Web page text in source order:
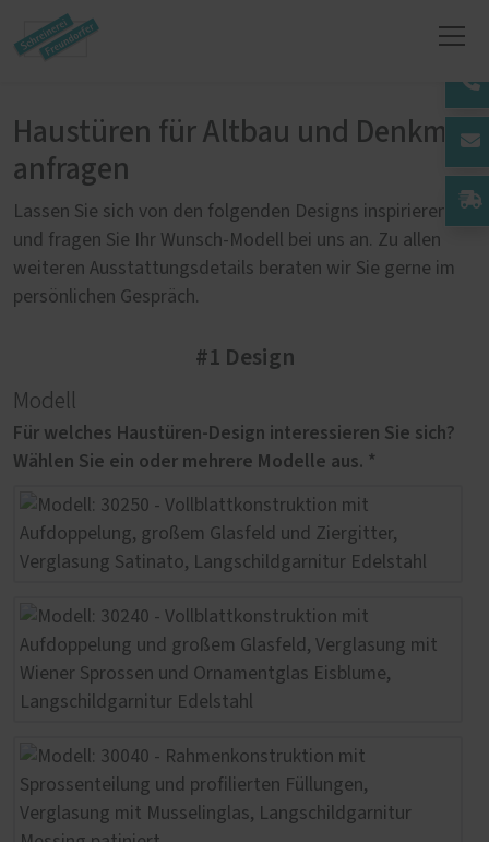
Haustüren für Altbau und Denkmal
anfragen
Lassen Sie sich von den folgenden Designs inspirieren
und fragen Sie Ihr Wunsch-Modell bei uns an. Zu allen
weiteren Ausstattungsdetails beraten wir Sie gerne im
persönlichen Gespräch.
#1 Design
Modell
Für welches Haustüren-Design interessieren Sie sich?
Wählen Sie ein oder mehrere Modelle aus. *